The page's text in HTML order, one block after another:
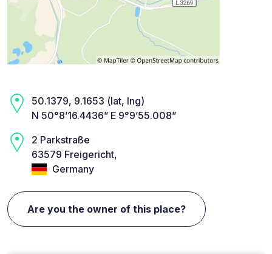
50.1379, 9.1653 (lat, lng)
N 50°8’16.4436” E 9°9’55.008”
2 Parkstraße
63579 Freigericht,
Germany
Are you the owner of this place?